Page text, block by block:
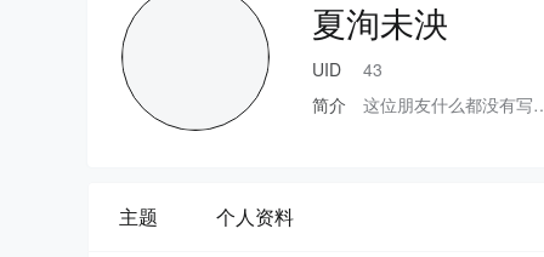
夏洵未泱
UID
43
简介
这位朋友什么都没有
主题 个人资料